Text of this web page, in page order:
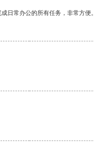
日常办公的所有任务，非常方便。